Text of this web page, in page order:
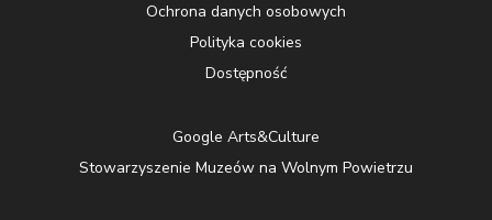
Ochrona danych osobowych
Polityka cookies
Dostępność
Google Arts&Culture
Stowarzyszenie Muzeów na Wolnym Powietrzu